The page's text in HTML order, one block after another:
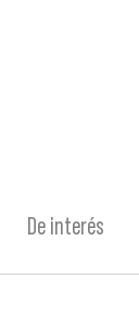
De interés